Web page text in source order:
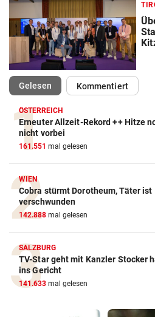
Gelesen(ausgewählt)Kommentiert
ÖSTERREICH
Erneuter Allzeit-Rekord ++ Hitze
nicht vorbei
161.551 mal gelesen
WIEN
Cobra stürmt Dorotheum, Täter ist
verschwunden
142.888 mal gelesen
SALZBURG
TV-Star geht mit Kanzler Stocker
ins Gericht
141.633 mal gelesen